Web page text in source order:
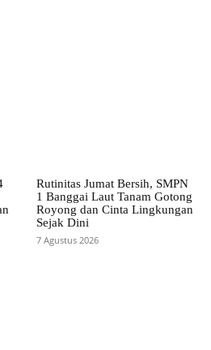
Rutinitas Jumat Bersih, SMPN
1 Banggai Laut Tanam Gotong
Royong dan Cinta Lingkungan
Sejak Dini
7 Agustus 2026